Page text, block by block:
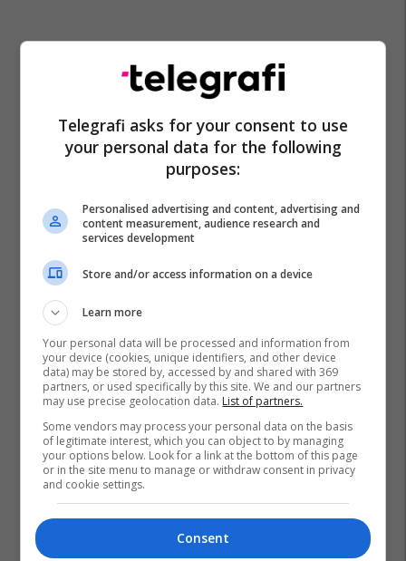
Shba Karburantet Nafta Irani Lufta Në Iran
Telegrafi asks for your consent to use
your personal data for the following
purposes:
Personalised advertising and content, advertising and
content measurement, audience research and
services development
Store and/or access information on a device
Learn more
Your personal data will be processed and information from
your device (cookies, unique identifiers, and other device
data) may be stored by, accessed by and shared with 369
partners, or used specifically by this site. We and our partners
may use precise geolocation data. List of partners.
Some vendors may process your personal data on the basis
of legitimate interest, which you can object to by managing
your options below. Look for a link at the bottom of this page
or in the site menu to manage or withdraw consent in privacy
and cookie settings.
Consent